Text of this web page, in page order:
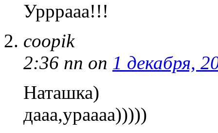
Урррааа!!!
coopik
2:36 пп on 1 декабря,
Наташка)
дааа,ураааа)))))